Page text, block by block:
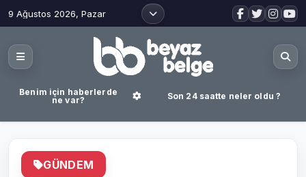
9 Ağustos 2026, Pazar
Benim için haberlerde
ne var?
Son 24 saatte neler oldu ?
GÜNDEM